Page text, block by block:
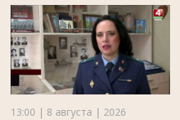
13:00 | 8 августа | 2026